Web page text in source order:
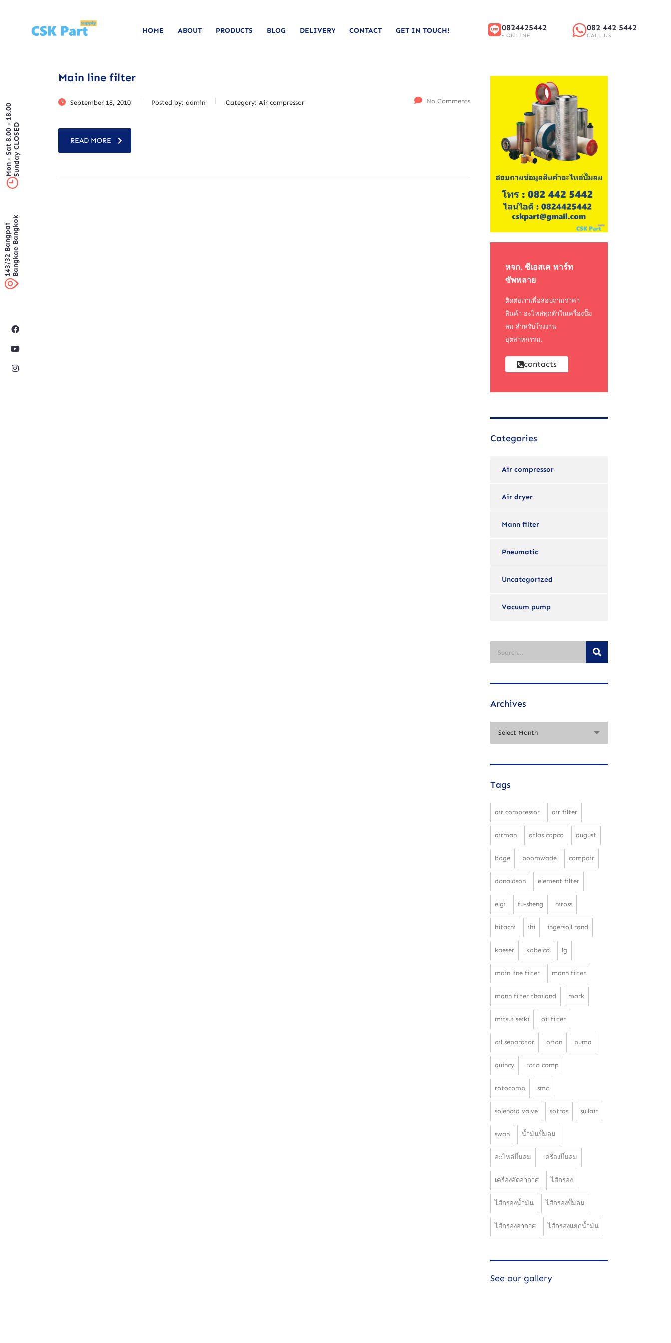
HOME ABOUT PRODUCTS BLOG DELIVERY CONTACT GET IN TOUCH! 0824425442
• ONLINE
082 442 5442
CALL US
Mon - Sat 8.00 - 18.00Sunday CLOSED
143/32 BangpaiBangkae Bangkok
Main line filter
September 18, 2010 Posted by: admin Category: Air compressor No Comments
READ MORE
หจก. ซีเอสเค พาร์ท
ซัพพลาย
ติดต่อเราเพื่อสอบถามราคา
สินค้า อะไหล่ทุกตัวในเครื่องปั๊ม
ลม สำหรับโรงงาน
อุตสาหกรรม.
contacts
Categories
Air compressor
Air dryer
Mann filter
Pneumatic
Uncategorized
Vacuum pump
Archives
Select Month
Tags
air compressor air filter
airman atlas copco august
boge boomwade compair
donaldson element filter
elgi fu-sheng hiross
hitachi ihi ingersoll rand
kaeser kobelco lg
main line filter mann filter
mann filter thailand mark
mitsui seiki oil filter
oil separator orion puma
quincy roto comp
rotocomp smc
solenoid valve sotras sullair
swan น้ำมันปั๊มลม
อะไหล่ปั๊มลม เครื่องปั๊มลม
เครื่องอัดอากาศ ไส้กรอง
ไส้กรองน้ำมัน ไส้กรองปั๊มลม
ไส้กรองอากาศ ไส้กรองแยกน้ำมัน
See our gallery